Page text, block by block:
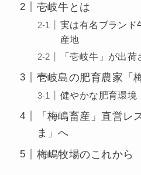
壱岐牛とは
実は有名ブランド
産地
「壱岐牛」が出
壱岐島の肥育農家「
健やかな肥育環境
「梅嶋畜産」直営レ
ま」へ
梅嶋牧場のこれから